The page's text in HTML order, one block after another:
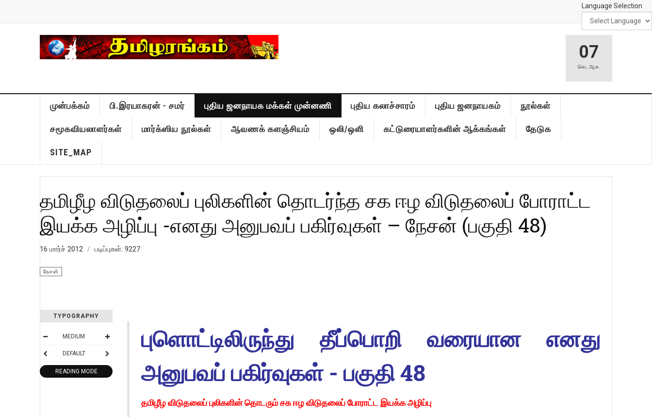
Language Selection
07
வெ,ஆக
முன்பக்கம் பி.இரயாகரன் - சமர் புதிய ஜனநாயக மக்கள் முன்னணி புதிய கலாச்சாரம் புதிய ஜனநாயகம் நூல்கள்
சமூகவியலாளர்கள் மார்க்ஸிய நூல்கள் ஆவணக் களஞ்சியம் ஒலி/ஒளி கட்டுரையாளர்களின் ஆக்கங்கள் தேடுக
SITE_MAP
தமிழீழ விடுதலைப் புலிகளின் தொடர்ந்த சக ஈழ விடுதலைப் போராட்ட
இயக்க அழிப்பு -எனது அனுபவப் பகிர்வுகள் – நேசன் (பகுதி 48)
16 மார்ச் 2012 படிப்புகள்: 9227
நேசன்
TYPOGRAPHY
MEDIUM
DEFAULT
READING MODE
புளொட்டிலிருந்து தீப்பொறி வரையான எனது
அனுபவப் பகிர்வுகள் - பகுதி 48
தமிழீழ விடுதலைப் புலிகளின் தொடரும் சக ஈழ விடுதலைப் போராட்ட இயக்க அழிப்பு